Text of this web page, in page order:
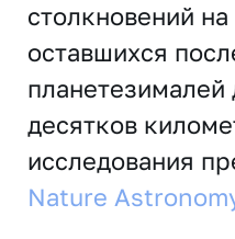
столкновений
оставшихся
десятков
исследования
Nature